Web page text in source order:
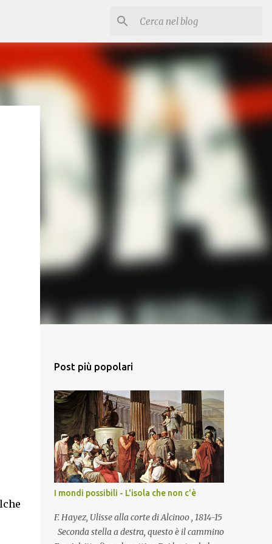
Post più popolari
I mondi possibili - L'isola che non c'è
F. Hayez, Ulisse alla corte di Alcinoo , 1814-15
Seconda stella a destra, questo è il cammino